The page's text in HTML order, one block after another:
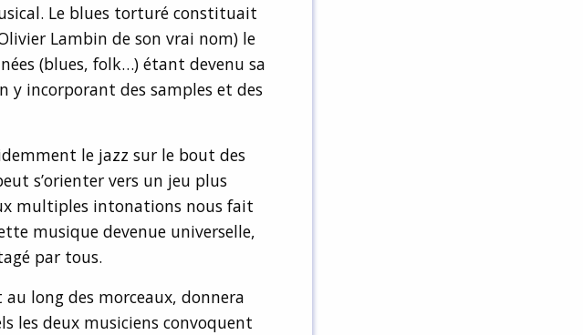
Le blues torturé constituait
Lambin de son vrai nom) le
(blues, folk…) étant devenu sa
y incorporant des samples et des
le jazz sur le bout des
s’orienter vers un jeu plus
multiples intonations nous fait
musique devenue universelle,
par tous.
long des morceaux, donnera
les deux musiciens convoquent